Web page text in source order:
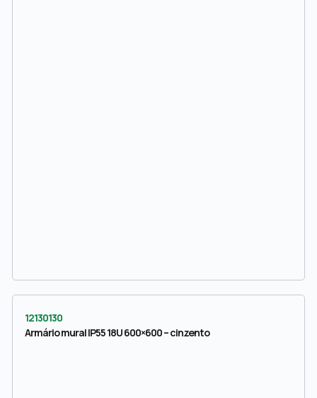
12130130
Armário mural IP55 18U 600×600 – cinzento